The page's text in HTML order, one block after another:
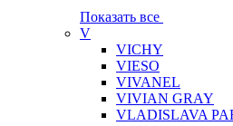
Показать все
V
VICHY
VIESO
VIVANEL
VIVIAN GRAY
VLADISLAVA